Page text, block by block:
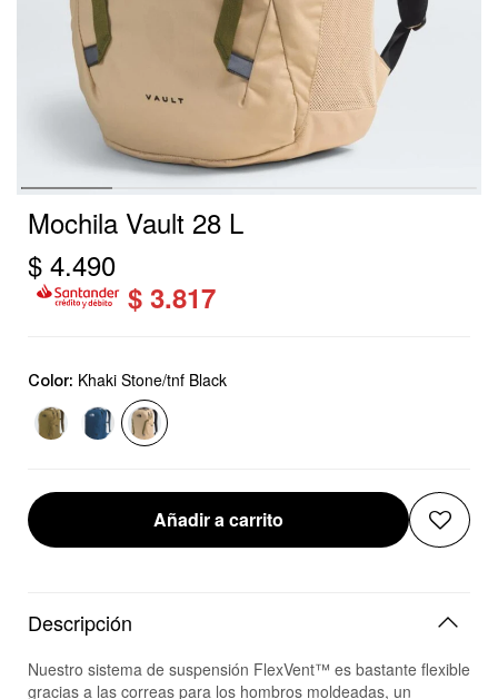
Mochila Vault 28 L
$ 4.490
$ 3.817
Color: Khaki Stone/tnf Black
Añadir a carrito
Descripción
Nuestro sistema de suspensión FlexVent™ es bastante flexible
gracias a las correas para los hombros moldeadas, un